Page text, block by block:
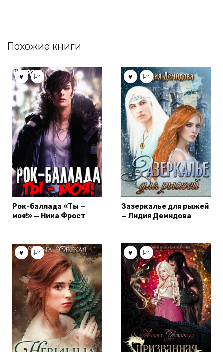
Похожие книги
Рок-баллада «Ты —
моя!» — Ника Фрост
Зазеркалье для рыжей
— Лидия Демидова